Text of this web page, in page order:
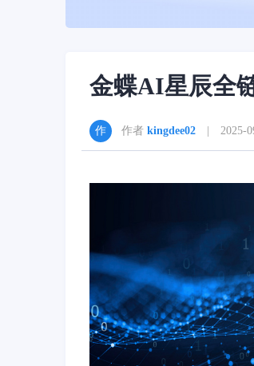
金蝶AI星辰全
作者 kingdee02 | 2025-